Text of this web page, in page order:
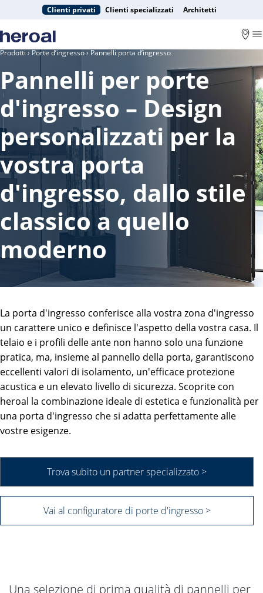
Clienti privati Clienti specializzati Architetti
Prodotti›Porte d’ingresso› Pannelli porta d’ingresso
Pannelli per porte
d'ingresso – Design
personalizzati per la
vostra porta
d'ingresso, dallo stile
classico a quello
moderno
La porta d'ingresso conferisce alla vostra zona d'ingresso
un carattere unico e definisce l'aspetto della vostra casa. Il
telaio e i profili delle ante non hanno solo una funzione
pratica, ma, insieme al pannello della porta, garantiscono
eccellenti valori di isolamento, un'efficace protezione
acustica e un elevato livello di sicurezza. Scoprite con
heroal la combinazione ideale di estetica e funzionalità per
una porta d'ingresso che si adatta perfettamente alle
vostre esigenze.
Trova subito un partner specializzato >
Vai al configuratore di porte d'ingresso >
Una selezione di prima qualità di pannelli per